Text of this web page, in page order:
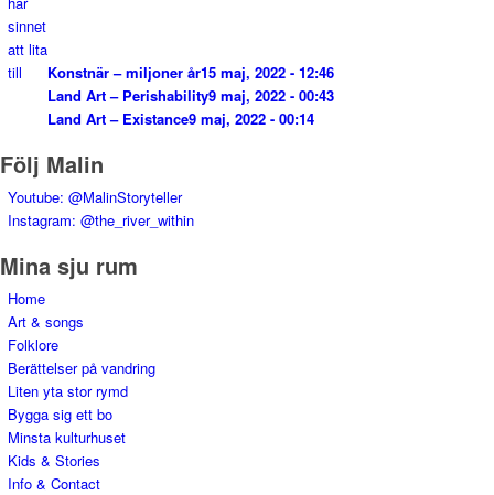
Konstnär – miljoner år15 maj, 2022 - 12:46
Land Art – Perishability9 maj, 2022 - 00:43
Land Art – Existance9 maj, 2022 - 00:14
Följ Malin
Youtube: @MalinStoryteller
Instagram: @the_river_within
Mina sju rum
Home
Art & songs
Folklore
Berättelser på vandring
Liten yta stor rymd
Bygga sig ett bo
Minsta kulturhuset
Kids & Stories
Info & Contact